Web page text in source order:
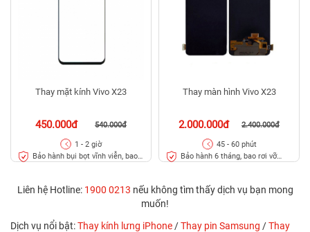
Thay mặt kính Vivo X23
450.000đ 540.000đ
1 - 2 giờ
Bảo hành bụi bọt vĩnh viễn, bao
Thay màn hình Vivo X23
2.000.000đ 2.400.000đ
45 - 60 phút
Bảo hành 6 tháng, bao rơi vỡ
Liên hệ Hotline: 1900 0213 nếu không tìm thấy dịch vụ bạn mong
muốn!
Dịch vụ nổi bật:Thay kính lưng iPhone /Thay pin Samsung /Thay